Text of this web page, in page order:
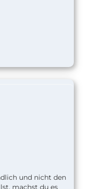
und nicht den
machst du es